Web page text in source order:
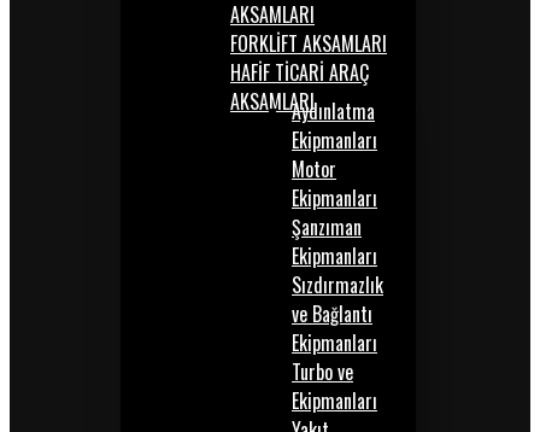
AKSAMLARI
FORKLİFT AKSAMLARI
HAFİF TİCARİ ARAÇ
AKSAMLARIAydınlatma
Ekipmanları
Motor
Ekipmanları
Şanzıman
Ekipmanları
Sızdırmazlık
ve Bağlantı
Ekipmanları
Turbo ve
Ekipmanları